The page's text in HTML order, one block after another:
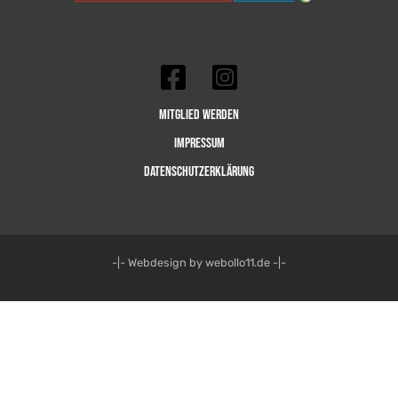
Mitglied werden
Impressum
Datenschutzerklärung
-|- Webdesign by webollo11.de -|-